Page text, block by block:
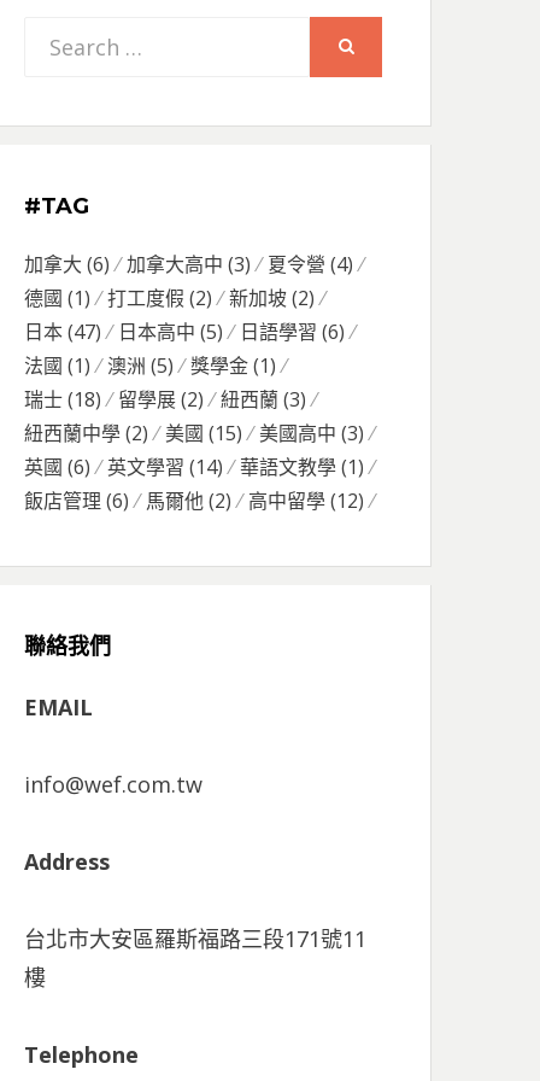
Search
#TAG
加拿大 (6) 加拿大高中 (3) 夏令營 (4)
德國 (1) 打工度假 (2) 新加坡(2)
日本(47) 日本高中 (5) 日語學習 (6)
法國 (1) 澳洲 (5) 獎學金(1)
瑞士(18) 留學展(2) 紐西蘭(3)
紐西蘭中學(2) 美國 (15) 美國高中 (3)
英國 (6) 英文學習 (14) 華語文教學(1)
飯店管理 (6) 馬爾他(2) 高中留學(12)
聯絡我們
EMAIL
info@wef.com.tw
Address
台北市大安區羅斯福路三段171號11
樓
Telephone